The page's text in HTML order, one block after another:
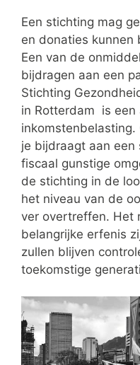
Een stichting mag
en donaties kunnen
Een van de
bijdragen aan een
Stichting
in Rotterdam is een
je bijdraagt aan een
fiscaal gunstige
de stichting in de
het niveau van de
ver overtreffen. Het
belangrijke erfenis
zullen blijven
toekomstige